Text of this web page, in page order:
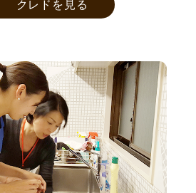
クレドを見る